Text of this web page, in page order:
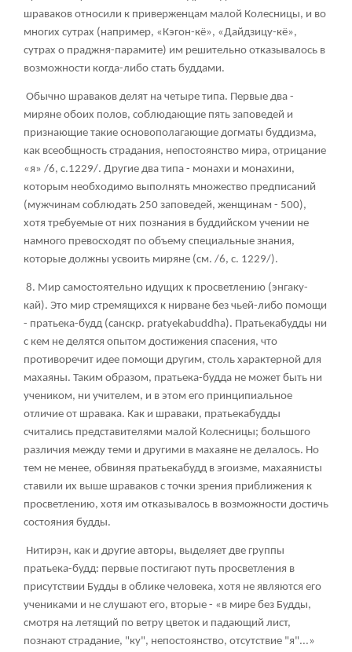
шраваков относили к приверженцам малой Колесницы, и во
многих сутрах (например, «Кэгон-кё», «Дайдзицу-кё»,
сутрах о праджня-парамите) им решительно отказывалось в
возможности когда-либо стать буддами.
Обычно шраваков делят на четыре типа. Первые два -
миряне обоих полов, соблюдающие пять заповедей и
признающие такие основополагающие догматы буддизма,
как всеобщность страдания, непостоянство мира, отрицание
«я» /6, с.1229/. Другие два типа - монахи и монахини,
которым необходимо выполнять множество предписаний
(мужчинам соблюдать 250 заповедей, женщинам - 500),
хотя требуемые от них познания в буддийском учении не
намного превосходят по объему специальные знания,
которые должны усвоить миряне (см. /6, с. 1229/).
8. Мир самостоятельно идущих к просветлению (энгаку-
кай). Это мир стремящихся к нирване без чьей-либо помощи
- пратьека-будд (санскр. pratyekabuddha). Пратьекабудды ни
с кем не делятся опытом достижения спасения, что
противоречит идее помощи другим, столь характерной для
махаяны. Таким образом, пратьека-будда не может быть ни
учеником, ни учителем, и в этом его принципиальное
отличие от шравака. Как и шраваки, пратьекабудды
считались представителями малой Колесницы; большого
различия между теми и другими в махаяне не делалось. Но
тем не менее, обвиняя пратьекабудд в эгоизме, махаянисты
ставили их выше шраваков с точки зрения приближения к
просветлению, хотя им отказывалось в возможности достичь
состояния будды.
Нитирэн, как и другие авторы, выделяет две группы
пратьека-будд: первые постигают путь просветления в
присутствии Будды в облике человека, хотя не являются его
учениками и не слушают его, вторые - «в мире без Будды,
смотря на летящий по ветру цветок и падающий лист,
познают страдание, "ку", непостоянство, отсутствие "я"...»